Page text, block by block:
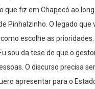
que fiz em Chapecó ao
O legado que
escolhe as
sou da tese de que o
O discurso precisa
apresentar para o